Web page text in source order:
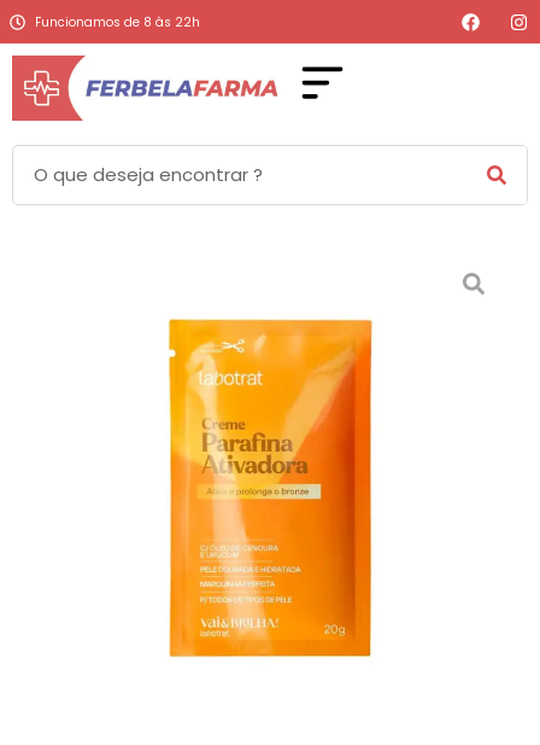
Funcionamos de 8 às 22h